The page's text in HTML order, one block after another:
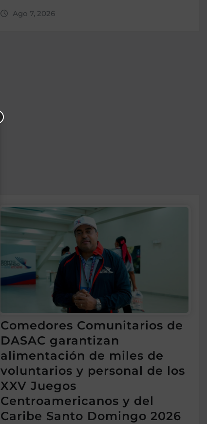
Ago 7, 2026
Comedores Comunitarios de
DASAC garantizan
alimentación de miles de
voluntarios y personal de los
XXV Juegos
Centroamericanos y del
Caribe Santo Domingo 2026